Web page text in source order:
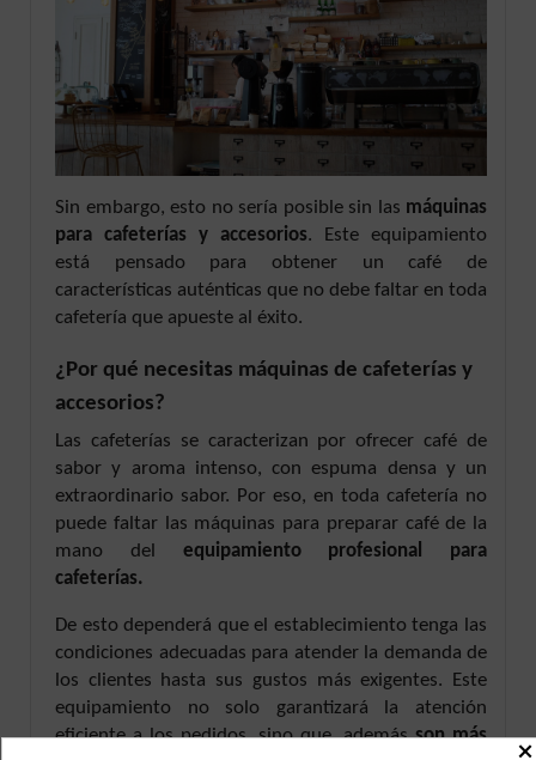
Sin embargo, esto no sería posible sin las máquinas
para cafeterías y accesorios. Este equipamiento
está pensado para obtener un café de
características auténticas que no debe faltar en toda
cafetería que apueste al éxito.
¿Por qué necesitas máquinas de cafeterías y
accesorios?
Las cafeterías se caracterizan por ofrecer café de
sabor y aroma intenso, con espuma densa y un
extraordinario sabor. Por eso, en toda cafetería no
puede faltar las máquinas para preparar café de la
mano del equipamiento profesional para
cafeterías.
De esto dependerá que el establecimiento tenga las
condiciones adecuadas para atender la demanda de
los clientes hasta sus gustos más exigentes. Este
equipamiento no solo garantizará la atención
eficiente a los pedidos, sino que, ademásson más
×